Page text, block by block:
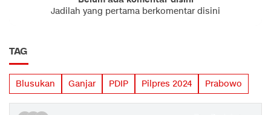
Jadilah yang pertama berkomentar disini
TAG
Blusukan Ganjar PDIP Pilpres 2024 Prabowo